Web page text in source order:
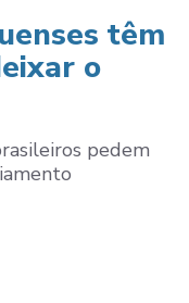
têm
o
pedem